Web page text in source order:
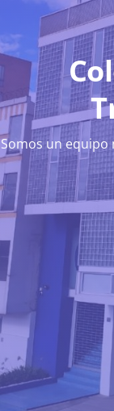
Somos un